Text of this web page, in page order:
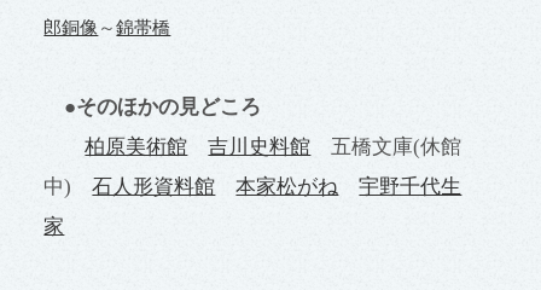
郎銅像～錦帯橋
●そのほかの見どころ
柏原美術館
吉川史料館 五橋文庫(休館
中)石人形資料館 本家松がね
宇野千代生
家